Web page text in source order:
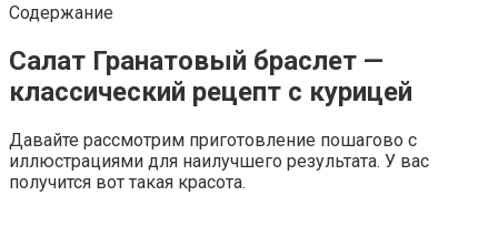
Содержание
Салат Гранатовый браслет —
классический рецепт с курицей
Давайте рассмотрим приготовление пошагово с
иллюстрациями для наилучшего результата. У вас
получится вот такая красота.